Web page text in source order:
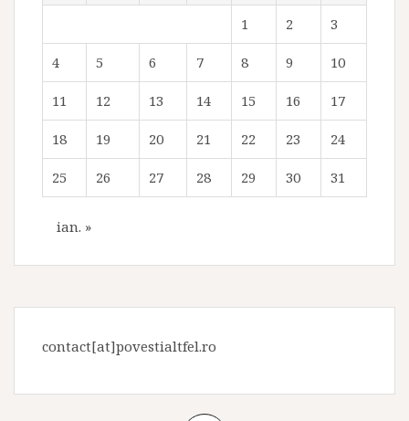
1 2 3
4 5 6 7 8 9 10
11 12 13 14 15 16 17
18 19 20 21 22 23 24
25 26 27 28 29 30 31
ian. »
contact[at]povestialtfel.ro